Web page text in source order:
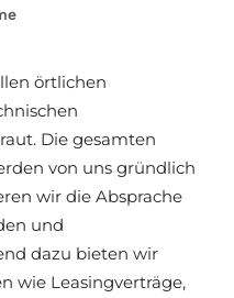
örtlichen
Die gesamten
von uns gründlich
wir die Absprache
und
dazu bieten wir
wie Leasingverträge,